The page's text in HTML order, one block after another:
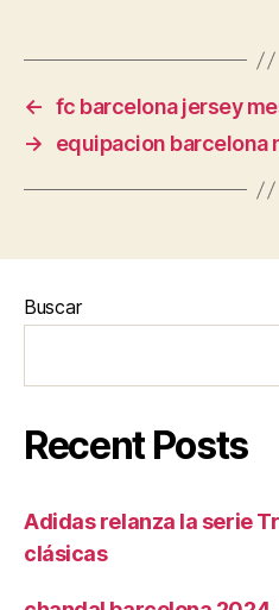
← fc barcelona jersey
→
equipacion barcelona
Buscar
Recent Posts
Adidas relanza la serie
clásicas